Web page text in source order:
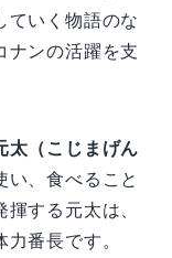
ていく物語のな
ナンの活躍を支
太（こじまげん
い、食べること
する元太は、
番長です。